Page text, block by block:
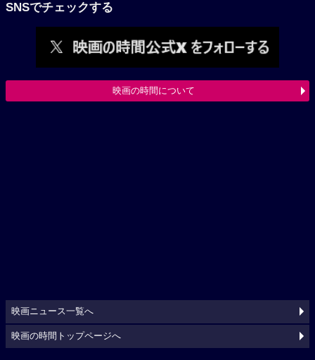
SNSでチェックする
映画の時間について
映画ニュース一覧へ
映画の時間トップページへ